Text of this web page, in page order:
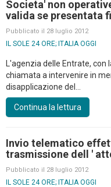
Societa' non
valida se presentata
Pubblicato il 28 luglio 2012
IL SOLE 24 ORE; ITALIA OGGI
L'agenzia delle Entrate, con
chiamata a intervenire in
disapplicazione del...
Continua la lettura
Invio telematico
trasmissione dell '
Pubblicato il 28 luglio 2012
IL SOLE 24 ORE; ITALIA OGGI